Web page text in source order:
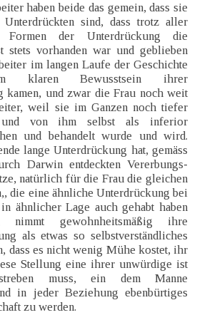
haben beide das gemein, dass sie
sind, dass trotz aller
der Unterdrückung die
stets vorhanden war und geblieben
im langen Laufe der Geschichte
klaren Bewusstsein ihrer
kamen, und zwar die Frau noch weit
weil sie im Ganzen noch tiefer
und von ihm selbst als inferior
und behandelt wurde und wird.
lange Unterdrückung hat, gemäss
Darwin entdeckten Vererbungs-
natürlich für die Frau die gleichen
die eine ähnliche Unterdrückung bei
ähnlicher Lage auch gehabt haben
gewohnheitsmäßig ihre
als etwas so selbstverständliches
dass es nicht wenig Mühe kostet, ihr
Stellung eine ihrer unwürdige ist
muss, ein dem Manne
in jeder Beziehung ebenbürtiges
zu werden.